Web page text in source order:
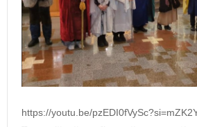
https://youtu.be/